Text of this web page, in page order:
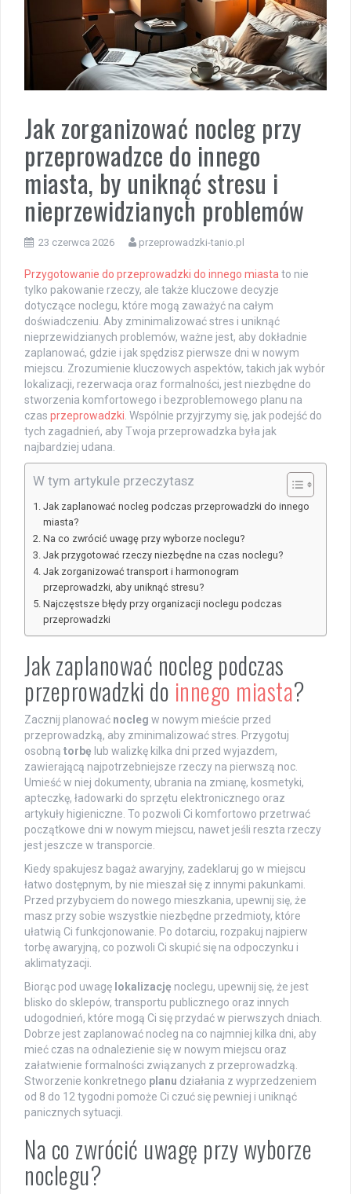
Jak zorganizować nocleg przy
przeprowadzce do innego
miasta, by uniknąć stresu i
nieprzewidzianych problemów
23 czerwca 2026 przeprowadzki-tanio.pl
Przygotowanie do przeprowadzki do innego miastato nie
tylko pakowanie rzeczy, ale także kluczowe decyzje
dotyczące noclegu, które mogą zaważyć na całym
doświadczeniu. Aby zminimalizować stres i uniknąć
nieprzewidzianych problemów, ważne jest, aby dokładnie
zaplanować, gdzie i jak spędzisz pierwsze dni w nowym
miejscu. Zrozumienie kluczowych aspektów, takich jak wybór
lokalizacji, rezerwacja oraz formalności, jest niezbędne do
stworzenia komfortowego i bezproblemowego planu na
czas przeprowadzki. Wspólnie przyjrzymy się, jak podejść do
tych zagadnień, aby Twoja przeprowadzka była jak
najbardziej udana.
W tym artykule przeczytasz
Jak zaplanować nocleg podczas przeprowadzki do innego
miasta?
Na co zwrócić uwagę przy wyborze noclegu?
Jak przygotować rzeczy niezbędne na czas noclegu?
Jak zorganizować transport i harmonogram
przeprowadzki, aby uniknąć stresu?
Najczęstsze błędy przy organizacji noclegu podczas
przeprowadzki
Jak zaplanować nocleg podczas
przeprowadzki do innego miasta?
Zacznij planować nocleg w nowym mieście przed
przeprowadzką, aby zminimalizować stres. Przygotuj
osobną torbę lub walizkę kilka dni przed wyjazdem,
zawierającą najpotrzebniejsze rzeczy na pierwszą noc.
Umieść w niej dokumenty, ubrania na zmianę, kosmetyki,
apteczkę, ładowarki do sprzętu elektronicznego oraz
artykuły higieniczne. To pozwoli Ci komfortowo przetrwać
początkowe dni w nowym miejscu, nawet jeśli reszta rzeczy
jest jeszcze w transporcie.
Kiedy spakujesz bagaż awaryjny, zadeklaruj go w miejscu
łatwo dostępnym, by nie mieszał się z innymi pakunkami.
Przed przybyciem do nowego mieszkania, upewnij się, że
masz przy sobie wszystkie niezbędne przedmioty, które
ułatwią Ci funkcjonowanie. Po dotarciu, rozpakuj najpierw
torbę awaryjną, co pozwoli Ci skupić się na odpoczynku i
aklimatyzacji.
Biorąc pod uwagę lokalizację noclegu, upewnij się, że jest
blisko do sklepów, transportu publicznego oraz innych
udogodnień, które mogą Ci się przydać w pierwszych dniach.
Dobrze jest zaplanować nocleg na co najmniej kilka dni, aby
mieć czas na odnalezienie się w nowym miejscu oraz
załatwienie formalności związanych z przeprowadzką.
Stworzenie konkretnego planu działania z wyprzedzeniem
od 8 do 12 tygodni pomoże Ci czuć się pewniej i uniknąć
panicznych sytuacji.
Na co zwrócić uwagę przy wyborze
noclegu?